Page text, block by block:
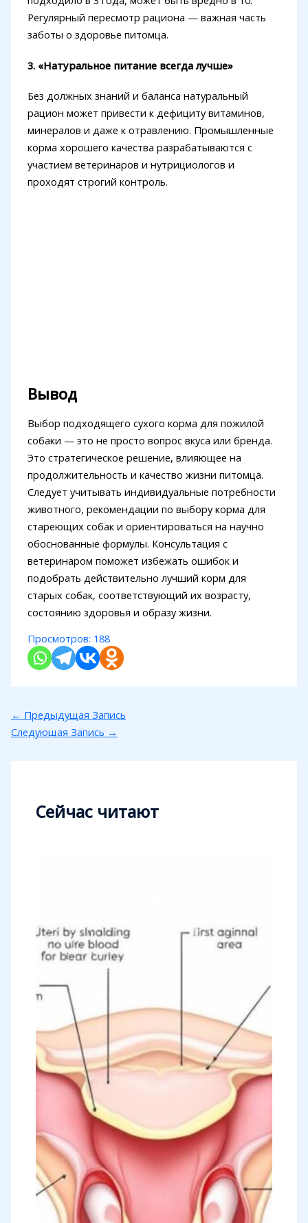
Регулярный пересмотр рациона — важная часть
заботы о здоровье питомца.
3. «Натуральное питание всегда лучше»
Без должных знаний и баланса натуральный
рацион может привести к дефициту витаминов,
минералов и даже к отравлению. Промышленные
корма хорошего качества разрабатываются с
участием ветеринаров и нутрициологов и
проходят строгий контроль.
Вывод
Выбор подходящего сухого корма для пожилой
собаки — это не просто вопрос вкуса или бренда.
Это стратегическое решение, влияющее на
продолжительность и качество жизни питомца.
Следует учитывать индивидуальные потребности
животного, рекомендации по выбору корма для
стареющих собак и ориентироваться на научно
обоснованные формулы. Консультация с
ветеринаром поможет избежать ошибок и
подобрать действительно лучший корм для
старых собак, соответствующий их возрасту,
состоянию здоровья и образу жизни.
Просмотров: 188
← Предыдущая Запись
Следующая Запись →
Сейчас читают